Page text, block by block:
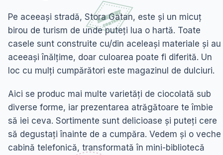
Pe aceeași stradă, Stora Gatan, este și un micuț
birou de turism de unde puteți lua o hartă. Toate
casele sunt construite cu/din aceleași materiale și au
aceeași înălțime, doar culoarea poate fi diferită. Un
loc cu mulți cumpărători este magazinul de dulciuri.
Aici se produc mai multe varietăți de ciocolată sub
diverse forme, iar prezentarea atrăgătoare te îmbie
să iei ceva. Sortimente sunt delicioase și puteți cere
să degustați înainte de a cumpăra. Vedem și o veche
cabină telefonică, transformată în mini-bibliotecă